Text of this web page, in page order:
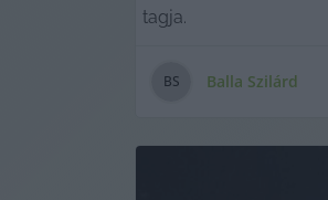
tagja.
BS Balla Szilárd